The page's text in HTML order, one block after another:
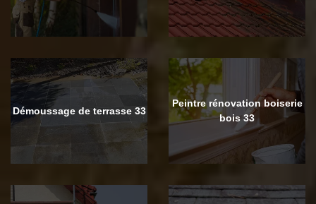
Démoussage de terrasse 33
Peintre rénovation boiserie
bois 33